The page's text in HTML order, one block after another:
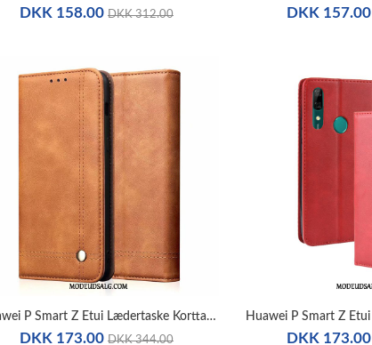
DKK 158.00 DKK 312.00 DKK 157.00
Huawei P Smart Z Etui Lædertaske Korttaske Alt Inklusive Tegnebog Support
DKK 173.00 DKK 344.00 DKK 173.00